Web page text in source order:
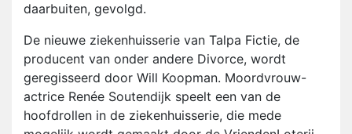
daarbuiten, gevolgd.
De nieuwe ziekenhuisserie van Talpa Fictie, de
producent van onder andere Divorce, wordt
geregisseerd door Will Koopman. Moordvrouw-
actrice Renée Soutendijk speelt een van de
hoofdrollen in de ziekenhuisserie, die mede